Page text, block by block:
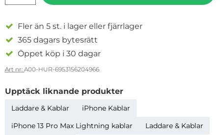
Fler än 5 st. i lager eller fjärrlager
365 dagars bytesrätt
Öppet köp i 30 dagar
Art nr: A00-HUR-6953156204966
Upptäck liknande produkter
Laddare & Kablar
iPhone Kablar
iPhone 13 Pro Max Lightning kablar
Laddare & Kablar